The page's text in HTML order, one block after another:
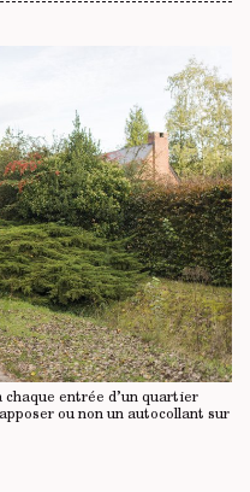
entrée d’un quartier
ou non un autocollant sur